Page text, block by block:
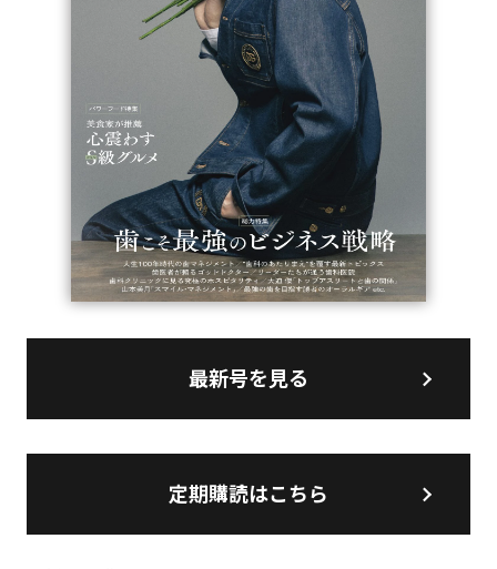
最新号を見る
定期購読はこちら